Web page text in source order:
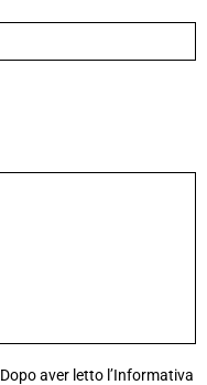
Dopo aver letto l’Informativa